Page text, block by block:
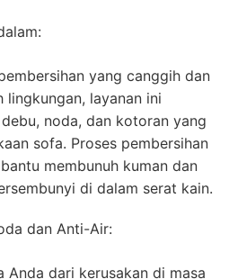
yang canggih dan
lingkungan, layanan ini
noda, dan kotoran yang
sofa. Proses pembersihan
membunuh kuman dan
di dalam serat kain.
dan Anti-Air:
Anda dari kerusakan di masa